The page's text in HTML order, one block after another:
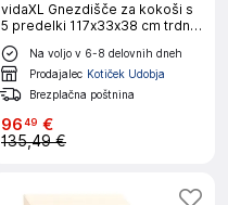
vidaXL Gnezdišče za kokoši s
5 predelki 117x33x38 cm trdna
borovina
Na voljo v 6-8 delovnih dneh
Prodajalec Kotiček Udobja
Brezplačna poštnina
9649 €
135,49 €